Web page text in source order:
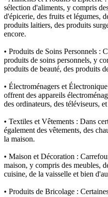
sélection d'aliments, y compris
d'épicerie, des fruits et légumes,
produits laitiers, des produits
encore.
• Produits de Soins Personnels :
produits de soins personnels, y
produits de beauté, des produits
• Électroménagers et
offrent des appareils
des ordinateurs, des téléviseurs,
• Textiles et Vêtements : Dans
également des vêtements, des
la maison.
• Maison et Décoration :
maison, y compris des meubles,
cuisine, de la vaisselle et bien
• Produits de Bricolage :